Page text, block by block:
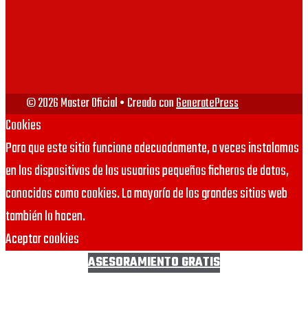
© 2026 Master Oficial• Creado conGeneratePress
Cookies
Para que este sitio funcione adecuadamente, a veces instalamos
en los dispositivos de los usuarios pequeños ficheros de datos,
conocidos como cookies. La mayoría de los grandes sitios web
también lo hacen.
Aceptar cookies
ASESORAMIENTO GRATIS